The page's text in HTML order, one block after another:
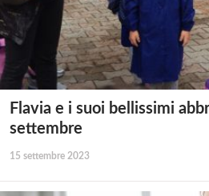
Flavia e i suoi bellissimi
settembre
15 settembre 2023